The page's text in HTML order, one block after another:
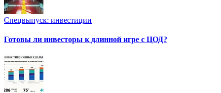
Спецвыпуск: инвестиции
Готовы ли инвесторы к длинной игре с ЦОД?